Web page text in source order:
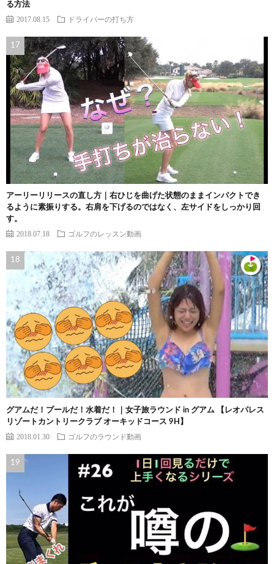
る方法
2017.08.15 ドライバーの打ち方
アーリーリリースの直し方｜右ひじを曲げた状態のままインパクトでき
るように素振りする。右肩を下げるのではなく、左サイドをしっかり回
す。
2018.07.18 ゴルフのレッスン動画
グアムだ！プールだ！水着だ！｜女子旅ラウンド in グアム 【レオパレス
リゾートカントリークラブ オーキッドコース 9H】
2018.01.30 ゴルフのラウンド動画